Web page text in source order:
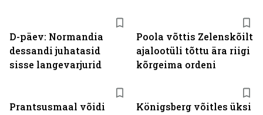
D-päev: Normandia
dessandi juhatasid
sisse langevarjurid
Poola võttis Zelenskõilt
ajalootüli tõttu ära riigi
kõrgeima ordeni
Prantsusmaal võidi
Königsberg võitles üksi